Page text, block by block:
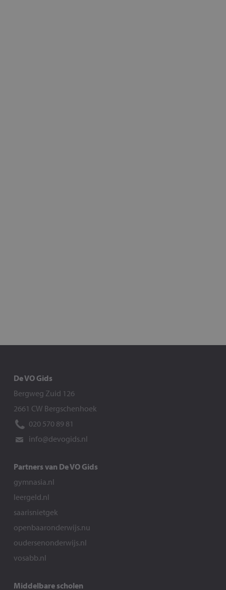
De VO Gids
Bergweg Zuid 126
2661 CW Bergschenhoek
020 570 89 81
info@devogids.nl
Partners van De VO Gids
gymnasia.nl
leergeld.nl
saarisnietgek
openbaaronderwijs.nu
oudersenonderwijs.nl
vosabb.nl
Middelbare scholen